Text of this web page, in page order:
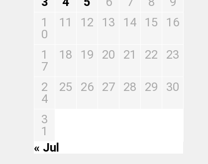
1
0
11 12 13 14 15 16
1
7
18 19 20 21 22 23
2
4
25 26 27 28 29 30
3
1
« Jul